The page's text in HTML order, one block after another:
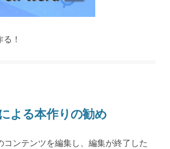
！
よる本作りの勧め
コンテンツを編集し、編集が終了した